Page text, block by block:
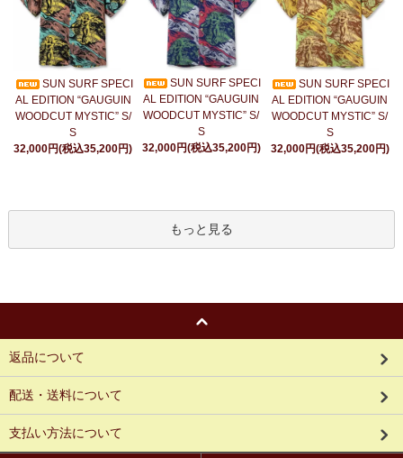
SUN SURF SPECI
AL EDITION “GAUGUIN
WOODCUT MYSTIC” S/
S
32,000円(税込35,200円)
SUN SURF SPECI
AL EDITION “GAUGUIN
WOODCUT MYSTIC” S/
S
32,000円(税込35,200円)
SUN SURF SPECI
AL EDITION “GAUGUIN
WOODCUT MYSTIC” S/
S
32,000円(税込35,200円)
もっと見る
返品について
配送・送料について
支払い方法について